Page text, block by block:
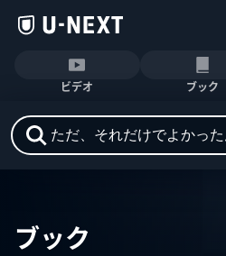
ビデオ ブック
ブック